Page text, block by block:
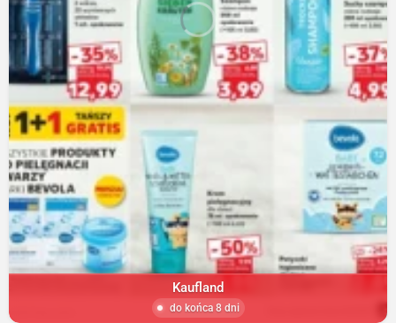
Kaufland
do końca 8 dni